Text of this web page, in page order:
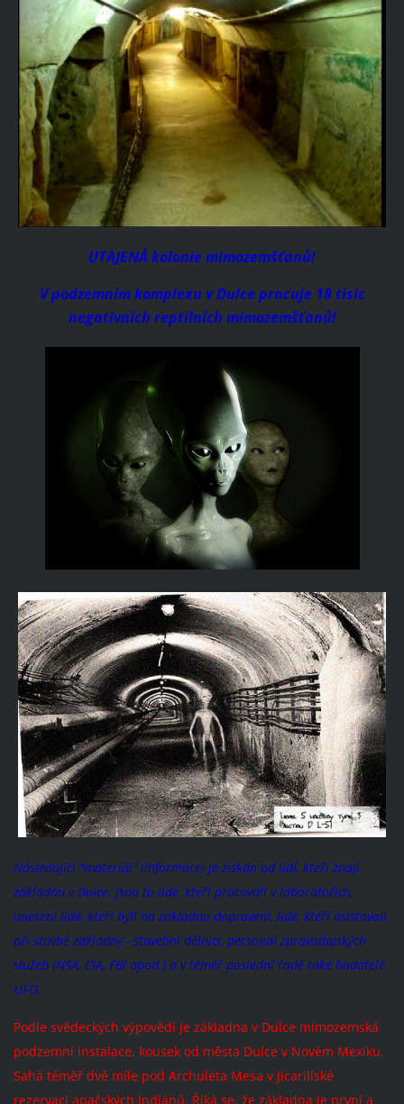
UTAJENÁ kolonie mimozemšťanů!
V podzemním komplexu v Dulce pracuje 18 tisíc
negativních reptilních mimozemšťanů!
Následující "materiál" (informace) je získán od lidí, kteří znají
základnu v Dulce. Jsou to lidé, kteří pracovali v laboratořích,
unesení lidé, kteří byli na základnu dopraveni, lidé, kteří asistovali
při stavbě základny - stavební dělníci, personál zpravodajských
služeb (NSA, CIA, FBI apod.) a v téměř poslední řadě také badatelé
UFO.
Podle svědeckých výpovědí je základna v Dulce mimozemská
podzemní instalace, kousek od města Dulce v Novém Mexiku.
Sahá téměř dvě míle pod Archuleta Mesa v Jicarillské
rezervaci apačských Indiánů. Říká se, že základna je první a